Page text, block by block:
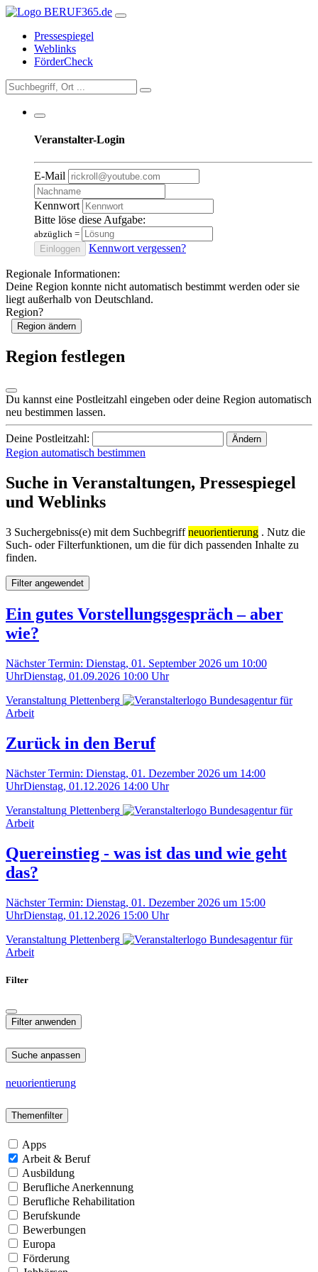
Pressespiegel
Weblinks
FörderCheck
Veranstalter-Login
E-Mail
Kennwort
Bitte löse diese Aufgabe:
abzüglich =
Einloggen
Kennwort vergessen?
Regionale Informationen:
Deine Region konnte nicht automatisch bestimmt werden oder sie
liegt außerhalb von Deutschland.
Region?
Region ändern
Region festlegen
Du kannst eine Postleitzahl eingeben oder deine Region automatisch
neu bestimmen lassen.
Deine Postleitzahl: Ändern
Region automatisch bestimmen
Suche in Veranstaltungen, Pressespiegel
und Weblinks
3 Suchergebniss(e) mit dem Suchbegriffneuorientierung . Nutz die
Such- oder Filterfunktionen, um die für dich passenden Inhalte zu
finden.
Filter angewendet
Ein gutes Vorstellungsgespräch – aber
wie?
Nächster Termin: Dienstag, 01. September 2026 um 10:00
UhrDienstag, 01.09.2026 10:00 Uhr
Veranstaltung Plettenberg
Bundesagentur für
Arbeit
Zurück in den Beruf
Nächster Termin: Dienstag, 01. Dezember 2026 um 14:00
UhrDienstag, 01.12.2026 14:00 Uhr
Veranstaltung Plettenberg
Bundesagentur für
Arbeit
Quereinstieg - was ist das und wie geht
das?
Nächster Termin: Dienstag, 01. Dezember 2026 um 15:00
UhrDienstag, 01.12.2026 15:00 Uhr
Veranstaltung Plettenberg
Bundesagentur für
Arbeit
Filter
Suche anpassen
neuorientierung
Themenfilter
Apps
Arbeit & Beruf
Ausbildung
Berufliche Anerkennung
Berufliche Rehabilitation
Berufskunde
Bewerbungen
Europa
Förderung